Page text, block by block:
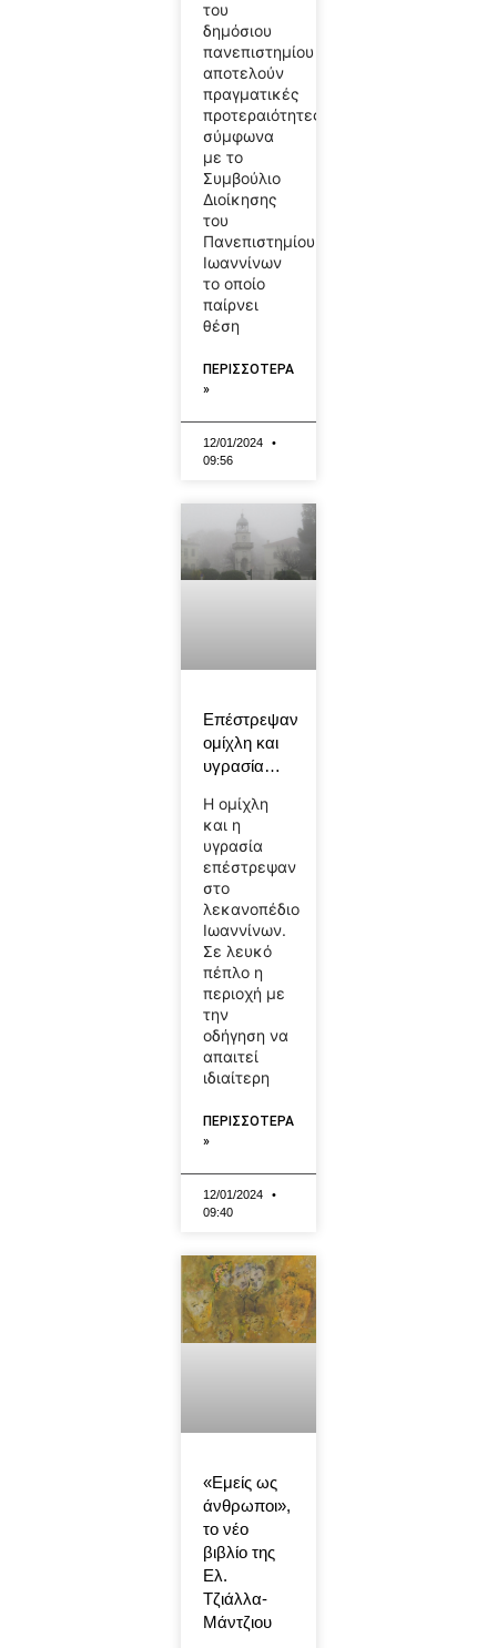
του
δημόσιου
πανεπιστημίου
αποτελούν
πραγματικές
προτεραιότητες
σύμφωνα
με το
Συμβούλιο
Διοίκησης
του
Πανεπιστημίου
Ιωαννίνων
το οποίο
παίρνει
θέση
ΠΕΡΙΣΣΟΤΕΡΑ
»
12/01/2024
09:56
Επέστρεψαν
ομίχλη και
υγρασία…
Η ομίχλη
και η
υγρασία
επέστρεψαν
στο
λεκανοπέδιο
Ιωαννίνων.
Σε λευκό
πέπλο η
περιοχή με
την
οδήγηση να
απαιτεί
ιδιαίτερη
ΠΕΡΙΣΣΟΤΕΡΑ
»
12/01/2024
09:40
«Εμείς ως
άνθρωποι»,
το νέο
βιβλίο της
Ελ.
Τζιάλλα-
Μάντζιου